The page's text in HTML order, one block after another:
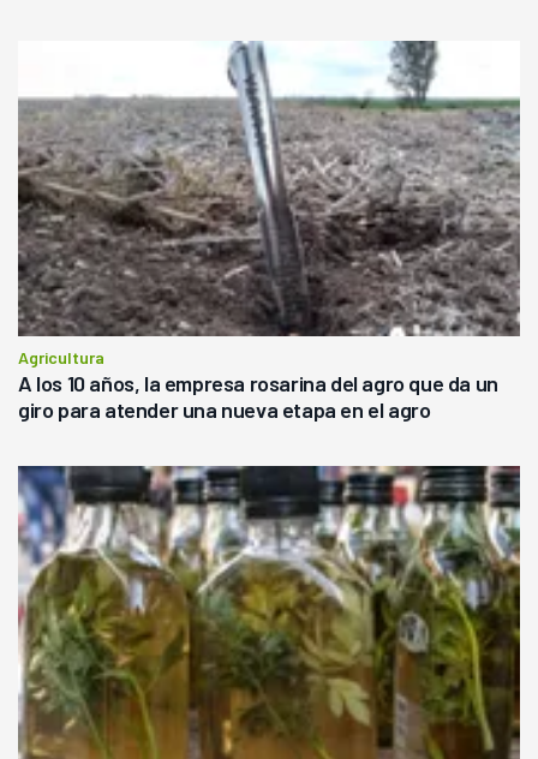
Agricultura
A los 10 años, la empresa rosarina del agro que da un
giro para atender una nueva etapa en el agro